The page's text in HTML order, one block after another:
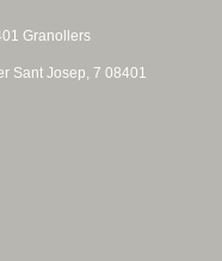
Granollers
Sant Josep, 7 08401